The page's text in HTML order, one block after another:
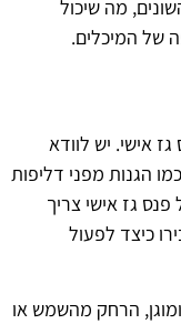
מה שיכול
של המיכלים.
אישי. יש לוודא
הגנות מפני דליפות
פנס גז אישי צריך
כיצד לפעול
הרחק מהשמש או